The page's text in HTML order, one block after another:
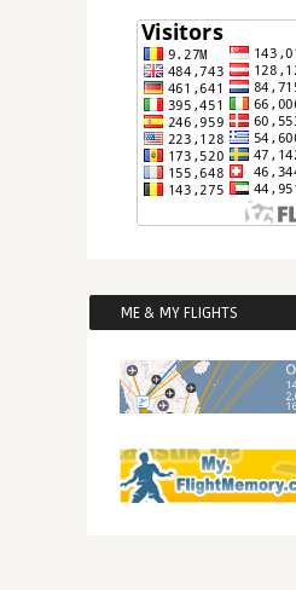
ME & MY FLIGHTS